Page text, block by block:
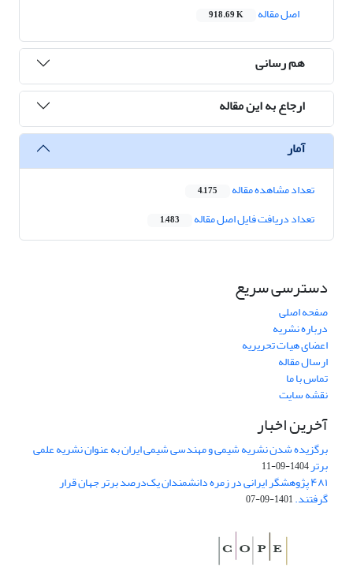
اصل مقاله
918.69 K
هم رسانی
ارجاع به این مقاله
آمار
تعداد مشاهده مقاله 4,175
تعداد دریافت فایل اصل مقاله 1,483
دسترسی سریع
صفحه اصلی
درباره نشریه
اعضای هیات تحریریه
ارسال مقاله
تماس با ما
نقشه سایت
آخرین اخبار
برگزیده شدن نشریه شیمی و مهندسی شیمی ایران به عنوان نشریه علمی
برتر1404-09-11
۴۸۱ پژوهشگر ایرانی در زمره دانشمندان یک‌درصد برتر جهان قرار
گرفتند.1401-09-07